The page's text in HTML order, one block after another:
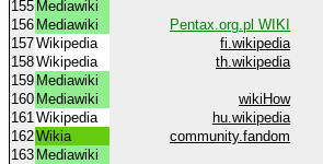
155 Mediawiki
156 Mediawiki Pentax.org.pl WIKI
157Wikipedia fi.wikipedia
158Wikipedia th.wikipedia
159 Mediawiki
160 Mediawiki wikiHow
161Wikipedia hu.wikipedia
162Wikia community.fandom
163 Mediawiki